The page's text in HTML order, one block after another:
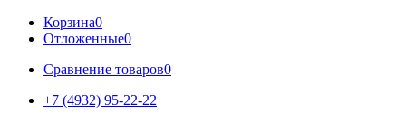
Корзина0
Отложенные0
Сравнение товаров0
+7 (4932) 95-22-22